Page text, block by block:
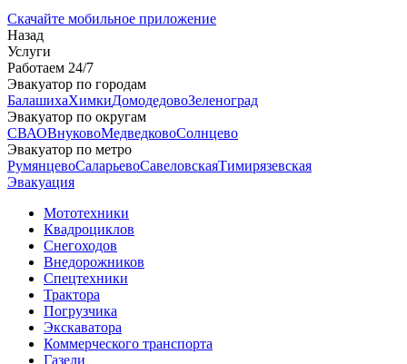
Скачайте мобильное приложение
Назад
Услуги
Работаем 24/7
Эвакуатор по городам
БалашихаХимкиДомодедовоЗеленоград
Эвакуатор по округам
СВАОВнуковоМедведковоСолнцево
Эвакуатор по метро
РумянцевоСаларьевоСавеловскаяТимирязевская
Эвакуация
Мототехники
Квадроциклов
Снегоходов
Внедорожников
Спецтехники
Трактора
Погрузчика
Экскаватора
Коммерческого транспорта
Газели